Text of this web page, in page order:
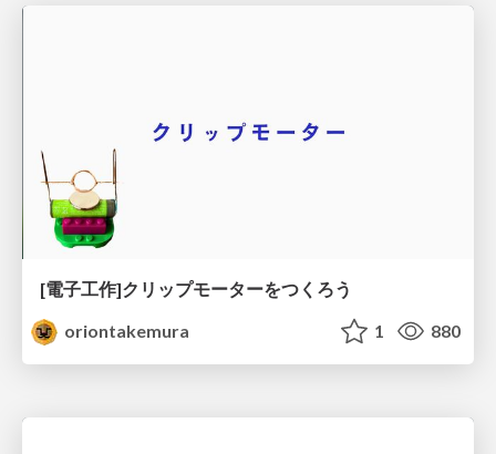
[電子工作]クリップモーターをつくろう
oriontakemura
1 880